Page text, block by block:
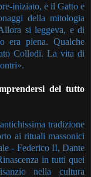
iniziato, e il Gatto e
della mitologia
si leggeva, e di
era piena. Qualche
Collodi. La vita di
del tutto
tradizione
ai rituali massonici
- Federico II, Dante
in tutti quei
nella cultura